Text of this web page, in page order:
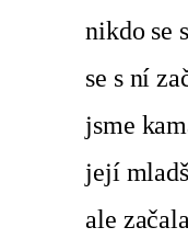
nikdo se
se s ní
jsme
její
ale